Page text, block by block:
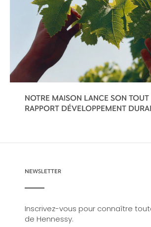
NOTRE MAISON LANCE SON TOUT
RAPPORT DÉVELOPPEMENT
NEWSLETTER
Inscrivez-vous pour connaître
de Hennessy.